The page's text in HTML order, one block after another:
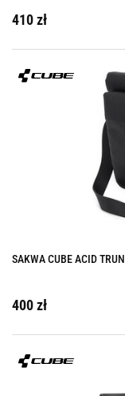
410 zł
SAKWA CUBE ACID
400 zł